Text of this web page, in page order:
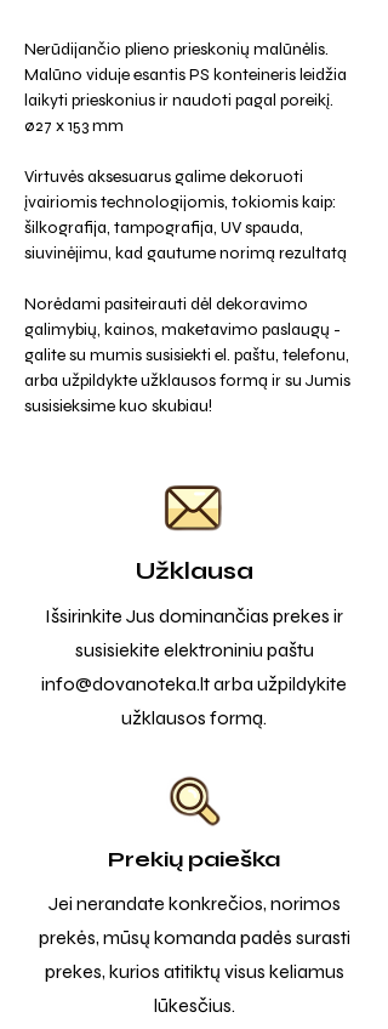
Nerūdijančio plieno prieskonių malūnėlis.
Malūno viduje esantis PS konteineris leidžia
laikyti prieskonius ir naudoti pagal poreikį.
ø27 x 153 mm
Virtuvės aksesuarus galime dekoruoti
įvairiomis technologijomis, tokiomis kaip:
šilkografija, tampografija, UV spauda,
siuvinėjimu, kad gautume norimą rezultatą
Norėdami pasiteirauti dėl dekoravimo
galimybių, kainos, maketavimo paslaugų -
galite su mumis susisiekti el. paštu, telefonu,
arba užpildykte užklausos formą ir su Jumis
susisieksime kuo skubiau!
Užklausa
Išsirinkite Jus dominančias prekes ir
susisiekite elektroniniu paštu
info@dovanoteka.ltarba užpildykite
užklausos formą.
Prekių paieška
Jei nerandate konkrečios, norimos
prekės, mūsų komanda padės surasti
prekes, kurios atitiktų visus keliamus
lūkesčius.